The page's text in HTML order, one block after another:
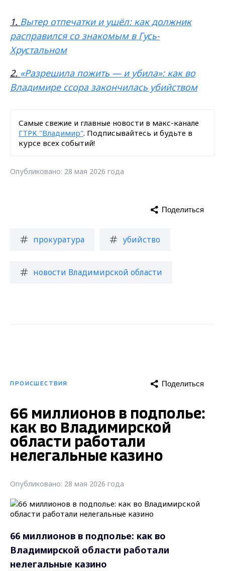
1. Вытер отпечатки и ушёл: как должник
расправился со знакомым в Гусь-
Хрустальном
2. «Разрешила пожить — и убила»: как во
Владимире ссора закончилась убийством
Самые свежие и главные новости в макс-канале
ГТРК "Владимир". Подписывайтесь и будьте в
курсе всех событий!
Опубликовано: 28 мая 2026 года
прокуратура убийство
новости Владимирской области
Поделиться
ПРОИСШЕСТВИЯ Поделиться
66 миллионов в подполье:
как во Владимирской
области работали
нелегальные казино
Опубликовано: 28 мая 2026 года
66 миллионов в подполье: как во
Владимирской области работали
нелегальные казино